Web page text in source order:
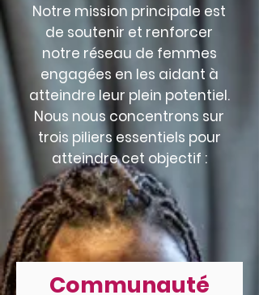
Notre mission principale est
de soutenir et renforcer
notre réseau de femmes
engagées en les aidant à
atteindre leur plein potentiel.
Nous nous concentrons sur
trois piliers essentiels pour
atteindre cet objectif :
Communauté